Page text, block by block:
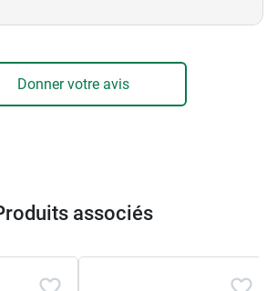
Donner votre avis
associés